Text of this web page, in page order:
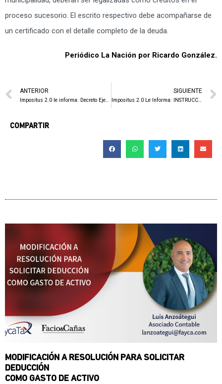
proceso sucesorio. El escrito respectivo debe acompañarse de
un certificado con el detalle completo de la deuda.
Periódico La Nación por Ricardo González.
ANTERIOR
Impositus 2.0 le informa: Decreto Ejecutivo 39928-H
SIGUIENTE
Impositus 2.0 Le Informa: INSTRUCCIÓN GENERAL Nº 12-2016 “Lineamientos para el Procedimiento de la Actuación Fiscalizadora en función de lo dispuesto por el Voto Nº 2016-012496″
COMPARTIR
MODIFICACIÓN A RESOLUCIÓN PARA SOLICITAR
DEDUCCIÓN
COMO GASTO DE ACTIVO